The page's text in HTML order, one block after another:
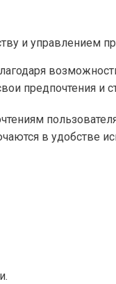
и управлением
предпочтения и
в удобстве